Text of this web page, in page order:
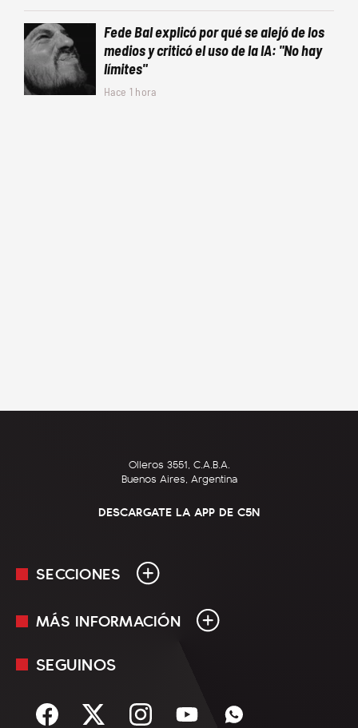
Fede Bal explicó por qué se alejó de los
medios y criticó el uso de la IA: "No hay
límites"
Hace 1 hora
Olleros 3551, C.A.B.A.
Buenos Aires, Argentina
DESCARGATE LA APP DE C5N
SECCIONES
En Vivo
Sociedad
MÁS INFORMACIÓN
Mediakit
Términos y condiciones
SEGUINOS